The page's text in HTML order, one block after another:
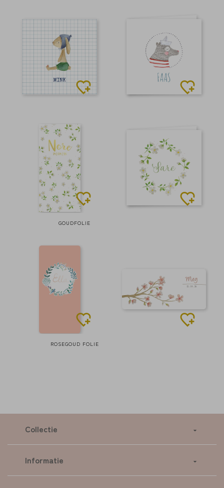
GOUDFOLIE
ROSEGOUD FOLIE
Collectie
Informatie